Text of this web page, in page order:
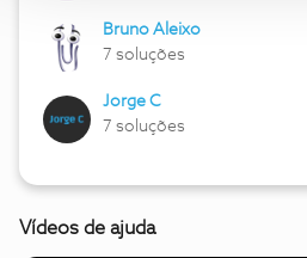
Bruno Aleixo
7 soluções
Jorge C
7 soluções
Vídeos de ajuda